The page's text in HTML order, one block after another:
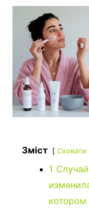
Зміст Сховати
1
котором